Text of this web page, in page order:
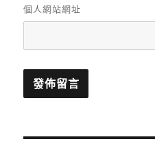
個人網站網址